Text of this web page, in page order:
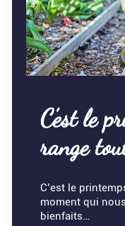
C’est le
range
C’est le
moment qui
bienfaits…